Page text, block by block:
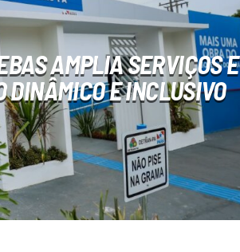
AMPLIA SERVIÇOS E
DINÂMICO E INCLUSIVO